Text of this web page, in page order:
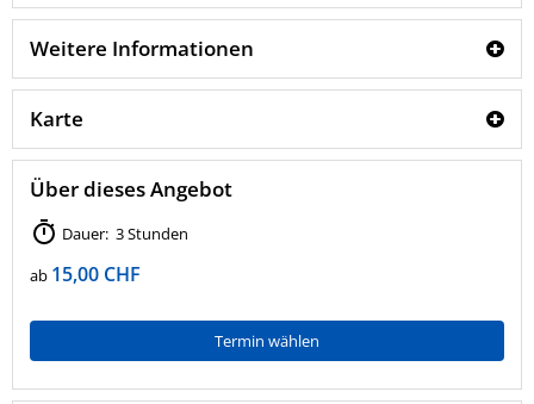
Weitere Informationen
Karte
Über dieses Angebot
Dauer: 3 Stunden
ab 15,00 CHF
Termin wählen